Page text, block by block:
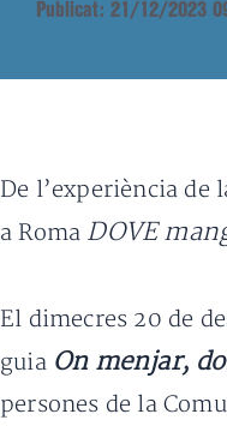
Publicat: 21/12/2023
De l’experiència de
a Roma DOVE
El dimecres 20 de
guia On menjar,
persones de la